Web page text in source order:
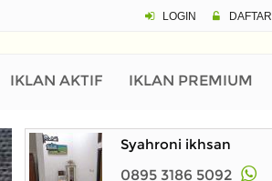
LOGIN DAFTAR
IKLAN AKTIF IKLAN PREMIUM
Syahroni ikhsan
0895 3186 5092